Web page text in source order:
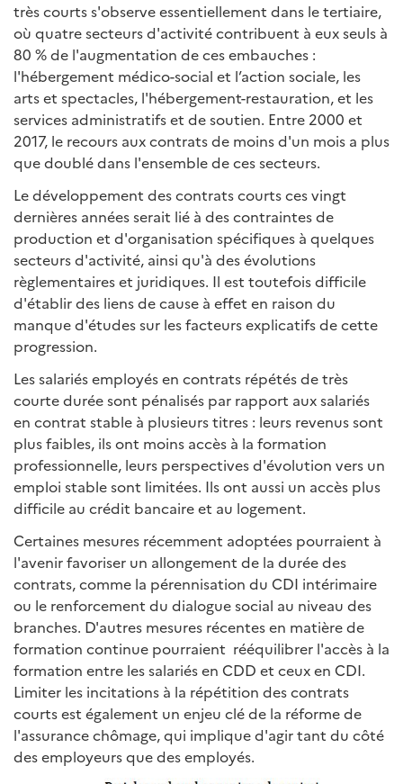
très courts s'observe essentiellement dans le tertiaire,
où quatre secteurs d'activité contribuent à eux seuls à
80 % de l'augmentation de ces embauches :
l'hébergement médico-social et l’action sociale, les
arts et spectacles, l'hébergement-restauration, et les
services administratifs et de soutien. Entre 2000 et
2017, le recours aux contrats de moins d'un mois a plus
que doublé dans l'ensemble de ces secteurs.
Le développement des contrats courts ces vingt
dernières années serait lié à des contraintes de
production et d'organisation spécifiques à quelques
secteurs d'activité, ainsi qu'à des évolutions
règlementaires et juridiques. Il est toutefois difficile
d'établir des liens de cause à effet en raison du
manque d'études sur les facteurs explicatifs de cette
progression.
Les salariés employés en contrats répétés de très
courte durée sont pénalisés par rapport aux salariés
en contrat stable à plusieurs titres : leurs revenus sont
plus faibles, ils ont moins accès à la formation
professionnelle, leurs perspectives d'évolution vers un
emploi stable sont limitées. Ils ont aussi un accès plus
difficile au crédit bancaire et au logement.
Certaines mesures récemment adoptées pourraient à
l'avenir favoriser un allongement de la durée des
contrats, comme la pérennisation du CDI intérimaire
ou le renforcement du dialogue social au niveau des
branches. D'autres mesures récentes en matière de
formation continue pourraient rééquilibrer l'accès à la
formation entre les salariés en CDD et ceux en CDI.
Limiter les incitations à la répétition des contrats
courts est également un enjeu clé de la réforme de
l'assurance chômage, qui implique d'agir tant du côté
des employeurs que des employés.